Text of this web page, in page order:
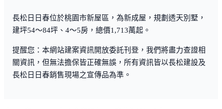
長松日日春位於桃園市新屋區，為新成屋，規劃透天別墅，
建坪54～84坪、4～5房，總價1,713萬起。
提醒您：本網站建案資訊開放委託刊登，我們將盡力查證相
關資訊，但無法擔保皆正確無誤，所有資訊皆以長松建設及
長松日日春銷售現場之宣傳品為準。